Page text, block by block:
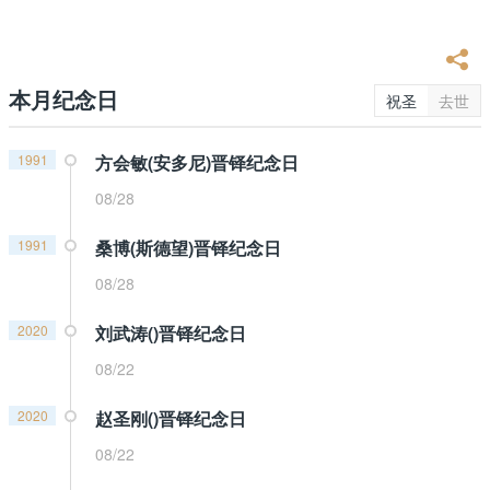
本月纪念日 祝圣 去世
1991 方会敏(安多尼)晋铎纪念日
08/28
1991 桑博(斯德望)晋铎纪念日
08/28
2020 刘武涛()晋铎纪念日
08/22
2020 赵圣刚()晋铎纪念日
08/22